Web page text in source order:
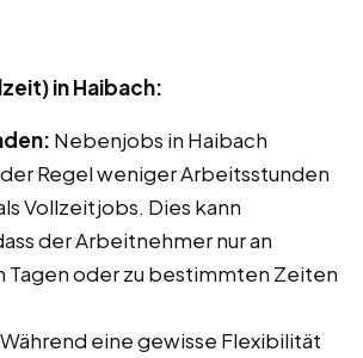
in Haibach:
Nebenjobs in Haibach
Regel weniger Arbeitsstunden
Vollzeitjobs. Dies kann
der Arbeitnehmer nur an
oder zu bestimmten Zeiten
Während eine gewisse Flexibilität